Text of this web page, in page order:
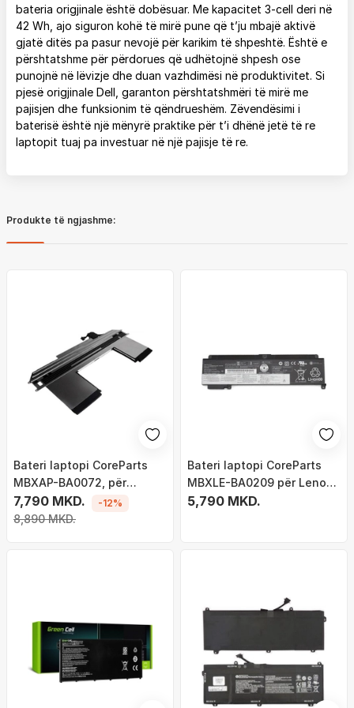
bateria origjinale është dobësuar. Me kapacitet 3‑cell deri në
42 Wh, ajo siguron kohë të mirë pune që t’ju mbajë aktivë
gjatë ditës pa pasur nevojë për karikim të shpeshtë. Është e
përshtatshme për përdorues që udhëtojnë shpesh ose
punojnë në lëvizje dhe duan vazhdimësi në produktivitet. Si
pjesë origjinale Dell, garanton përshtatshmëri të mirë me
pajisjen dhe funksionim të qëndrueshëm. Zëvendësimi i
baterisë është një mënyrë praktike për t’i dhënë jetë të re
laptopit tuaj pa investuar në një pajisje të re.
Produkte të ngjashme:
Bateri laptopi CoreParts
MBXAP-BA0072, për
MacBook Air 13" A1932, e
zezë
7,790 MKD.
8,890 MKD.
-12%
Bateri laptopi CoreParts
MBXLE-BA0209 për Lenovo
ThinkPad T460s T470s, Li
5,790 MKD.